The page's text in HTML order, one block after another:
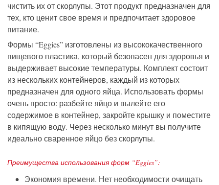
чистить их от скорлупы. Этот продукт предназначен для
тех, кто ценит свое время и предпочитает здоровое
питание.
Формы “Eggies” изготовлены из высококачественного
пищевого пластика, который безопасен для здоровья и
выдерживает высокие температуры. Комплект состоит
из нескольких контейнеров, каждый из которых
предназначен для одного яйца. Использовать формы
очень просто: разбейте яйцо и вылейте его
содержимое в контейнер, закройте крышку и поместите
в кипящую воду. Через несколько минут вы получите
идеально сваренное яйцо без скорлупы.
Преимущества использования форм “Eggies”:
Экономия времени. Нет необходимости очищать